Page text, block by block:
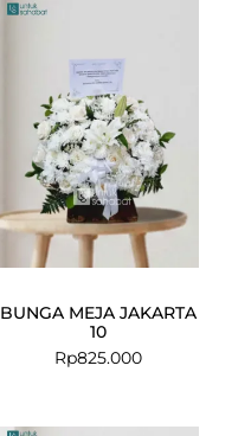
BUNGA MEJA JAKARTA
10
Rp825.000